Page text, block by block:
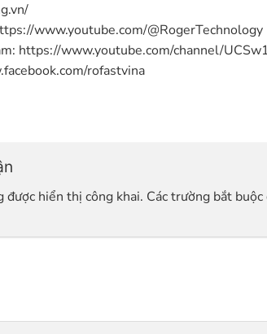
www.youtube.com/@RogerTechnology
https://www.youtube.com/channel/
rofastvina
được hiển thị công khai. Các trường bắt buộc